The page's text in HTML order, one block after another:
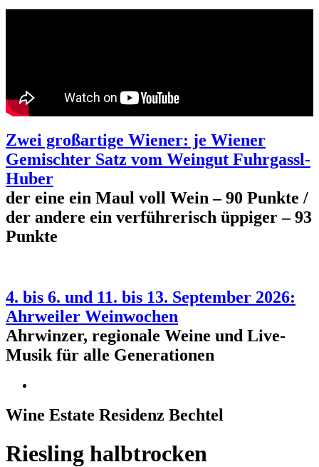
Zwei großartige Wiener: je Wiener
Gemischter Satz vom Weingut Fuhrgassl-
Huber
der eine ein Maul voll Wein – 90 Punkte /
der andere ein verführerisch üppiger – 93
Punkte
4. bis 6. und 11. bis 13. September 2026:
Ahrweiler Weinwochen
Ahrwinzer, regionale Weine und Live-
Musik für alle Generationen
Wine Estate Residenz Bechtel
Riesling halbtrocken